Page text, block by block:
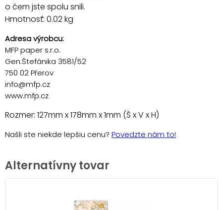
o čem jste spolu snili.
Hmotnosť: 0.02 kg
Adresa výrobcu:
MFP paper s.r.o.
Gen.Štefánika 3581/52
750 02 Přerov
info@mfp.cz
www.mfp.cz
Rozmer: 127mm x 178mm x 1mm (Š x V x H)
Našli ste niekde lepšiu cenu? Povedzte nám to!
Alternatívny tovar